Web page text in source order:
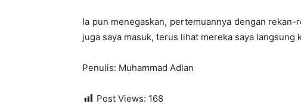
Ia pun menegaskan, pertemuannya dengan
juga saya masuk, terus lihat mereka saya langsung
Penulis: Muhammad Adlan
Post Views: 168